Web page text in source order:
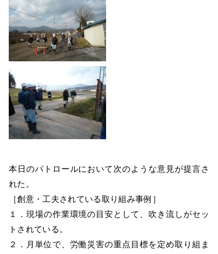
本日のパトロールにおいて次のような意見が提言さ
れた。
［創意・工夫されている取り組み事例］
１．現場の作業環境の目安として、吹き流しがセッ
トされている。
２．月単位で、労働災害の重点目標を定め取り組ま